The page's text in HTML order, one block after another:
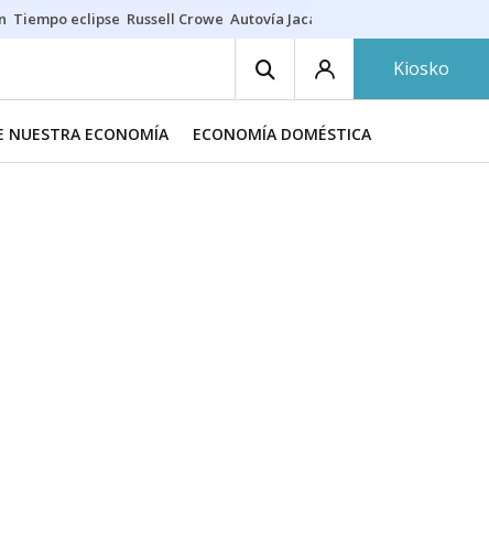
Tiempo eclipse Russell Crowe Autovía Jaca
Kiosko
NUESTRA ECONOMÍA ECONOMÍA DOMÉSTICA